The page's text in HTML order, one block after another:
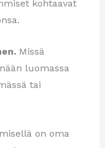
kohtaavat
Missä
luomassa
tai
on oma